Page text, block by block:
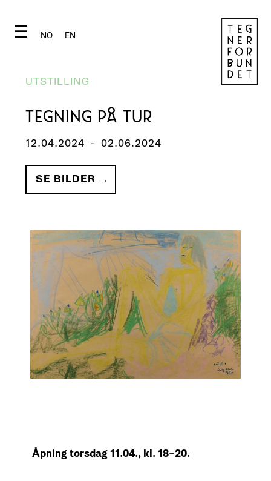
☰ NO EN
UTSTILLING
TEGNING PÅ TUR
12.04.2024 - 02.06.2024
SE BILDER →
Åpning torsdag 11.04., kl. 18–20.